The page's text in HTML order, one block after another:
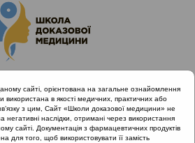
сайті, орієнтована на загальне ознайомлення
в якості медичних, практичних або
з цим, Сайт «Школи доказової медицини» не
негативні наслідки, отримані через використання
сайті. Документація з фармацевтичних продуктів
для того, щоб використовувати її замість